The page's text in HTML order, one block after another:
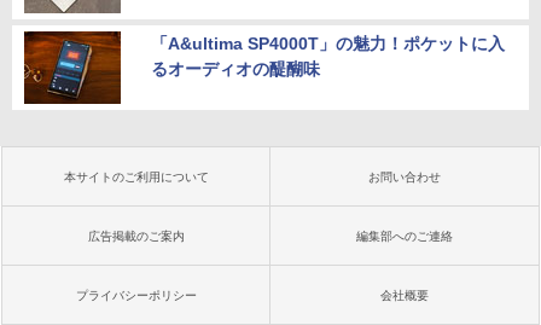
「A&ultima SP4000T」の魅力！ポケットに入
るオーディオの醍醐味
本サイトのご利用について お問い合わせ
広告掲載のご案内 編集部へのご連絡
プライバシーポリシー 会社概要